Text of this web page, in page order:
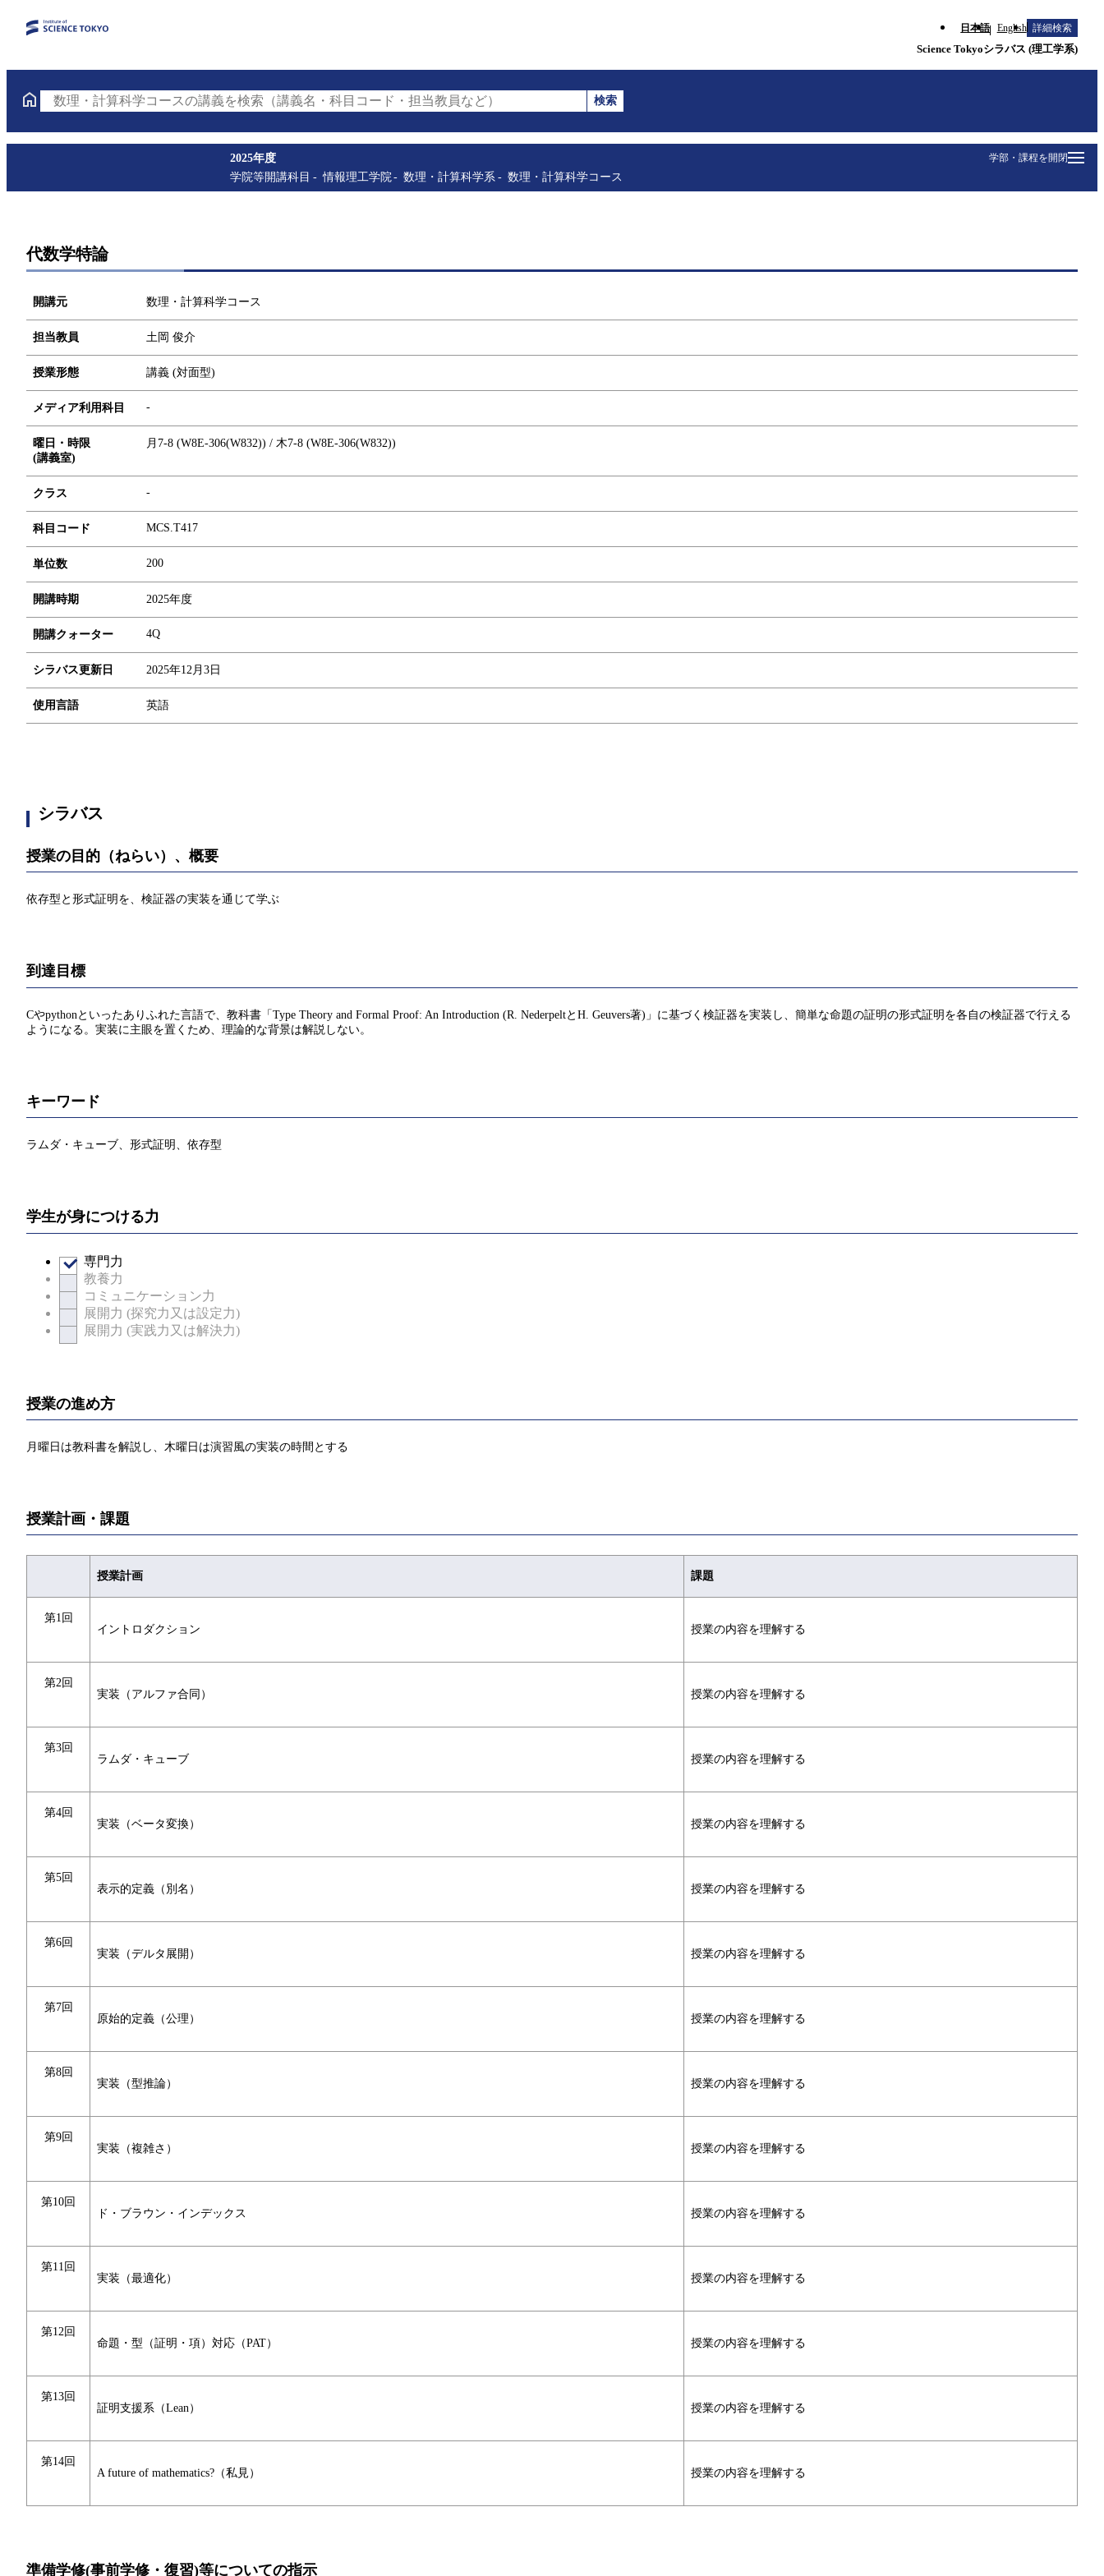
日本語 English 詳細検索
Science Tokyoシラバス (理工学系)
数理・計算科学コースの講義を検索（講義名・科目コード・担当教員など）
検索
学部・課程を開閉
2025年度
学院等開講科目
情報理工学院 数理・計算科学系 数理・計算科学コース
代数学特論
開講元 数理・計算科学コース
担当教員 土岡 俊介
授業形態 講義 (対面型)
メディア利用科目 -
曜日・時限
(講義室)
月7-8 (W8E-306(W832)) / 木7-8 (W8E-306(W832))
クラス -
科目コード MCS.T417
単位数 200
開講時期 2025年度
開講クォーター 4Q
シラバス更新日 2025年12月3日
使用言語 英語
シラバス
授業の目的（ねらい）、概要
依存型と形式証明を、検証器の実装を通じて学ぶ
到達目標
Cやpythonといったありふれた言語で、教科書「Type Theory and Formal Proof: An Introduction (R. NederpeltとH. Geuvers著)」に基づく検証器を実装し、簡単な命題の証明の形式証明を各自の検証器で行える
ようになる。実装に主眼を置くため、理論的な背景は解説しない。
キーワード
ラムダ・キューブ、形式証明、依存型
学生が身につける力
専門力
教養力
コミュニケーション力
展開力 (探究力又は設定力)
展開力 (実践力又は解決力)
授業の進め方
月曜日は教科書を解説し、木曜日は演習風の実装の時間とする
授業計画・課題
授業計画 課題
第1回
イントロダクション
授業の内容を理解する
第2回
実装（アルファ合同）
授業の内容を理解する
第3回
ラムダ・キューブ
授業の内容を理解する
第4回
実装（ベータ変換）
授業の内容を理解する
第5回
表示的定義（別名）
授業の内容を理解する
第6回
実装（デルタ展開）
授業の内容を理解する
第7回
原始的定義（公理）
授業の内容を理解する
第8回
実装（型推論）
授業の内容を理解する
第9回
実装（複雑さ）
授業の内容を理解する
第10回
ド・ブラウン・インデックス
授業の内容を理解する
第11回
実装（最適化）
授業の内容を理解する
第12回
命題・型（証明・項）対応（PAT）
授業の内容を理解する
第13回
証明支援系（Lean）
授業の内容を理解する
第14回
A future of mathematics?（私見）
授業の内容を理解する
準備学修(事前学修・復習)等についての指示